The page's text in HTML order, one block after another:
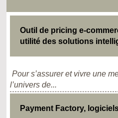
Outil de pricing e-
utilité des solutions
Pour s’assurer et vivre une
l’univers de...
Payment Factory,